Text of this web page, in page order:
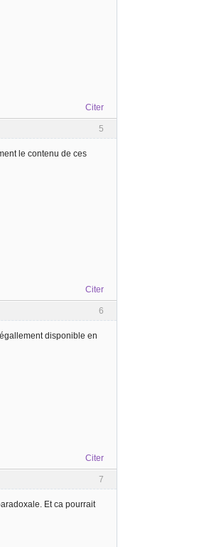
Citer
5
le contenu de ces
Citer
6
disponible en
Citer
7
Et ca pourrait